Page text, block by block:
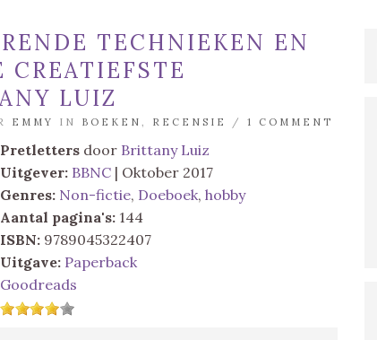
TECHNIEKEN EN
CREATIEFSTE
LUIZ
EMMY IN BOEKEN , RECENSIE / 1 COMMENT
Pretletters door Brittany Luiz
Uitgever: BBNC | Oktober 2017
Genres: Non-fictie, Doeboek, hobby
Aantal pagina's: 144
ISBN: 9789045322407
Uitgave: Paperback
Goodreads